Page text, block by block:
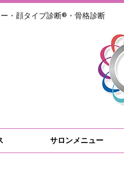
ー・顔タイプ診断®・骨格診
サロンメニュー